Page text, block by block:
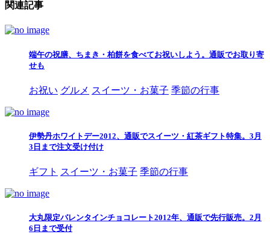
関連記事
端午の祝膳、ちまき・柏餅を食べてお祝いしよう。通販でお取り寄
せも
お祝い グルメ スイーツ・お菓子 季節の行事
伊勢丹ホワイトデー2012、通販でスイーツ・紅茶ギフト特集。3月
3日まで注文受け付け
ギフト スイーツ・お菓子 季節の行事
大丸限定バレンタインチョコレート2012年、通販で先行販売。2月
6日まで受付